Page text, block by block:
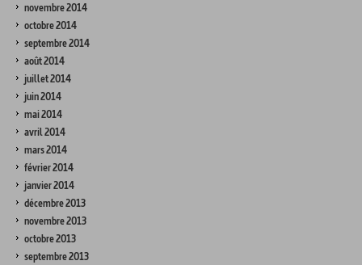
novembre 2014
octobre 2014
septembre 2014
août 2014
juillet 2014
juin 2014
mai 2014
avril 2014
mars 2014
février 2014
janvier 2014
décembre 2013
novembre 2013
octobre 2013
septembre 2013